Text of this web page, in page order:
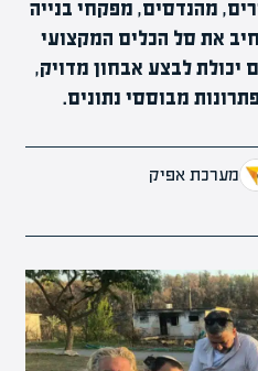
מהנדסים, מפקחי בנייה
את סל הכלים המקצועי
יכולת לבצע אבחון מדויק,
מבוססי נתונים.
מערכת אפיק